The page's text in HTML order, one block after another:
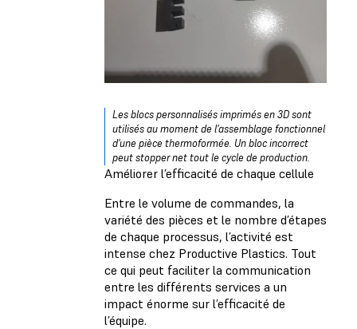
Les blocs personnalisés imprimés en 3D sont
utilisés au moment de l’assemblage fonctionnel
d’une pièce thermoformée. Un bloc incorrect
peut stopper net tout le cycle de production.
Améliorer l’efficacité de chaque cellule
Entre le volume de commandes, la
variété des pièces et le nombre d’étapes
de chaque processus, l’activité est
intense chez Productive Plastics. Tout
ce qui peut faciliter la communication
entre les différents services a un
impact énorme sur l’efficacité de
l’équipe.